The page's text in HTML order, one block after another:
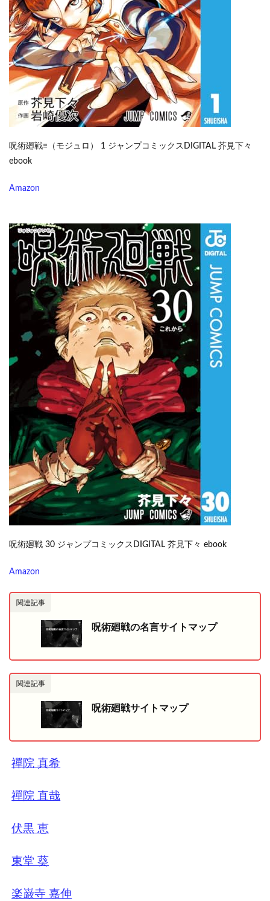
呪術廻戦≡（モジュロ） 1 ジャンプコミックスDIGITAL 芥見下々
ebook
Amazon
呪術廻戦 30 ジャンプコミックスDIGITAL 芥見下々 ebook
Amazon
関連記事
呪術廻戦の名言サイトマップ
関連記事
呪術廻戦サイトマップ
禪院 真希
禪院 直哉
伏黒 恵
東堂 葵
楽巌寺 嘉伸